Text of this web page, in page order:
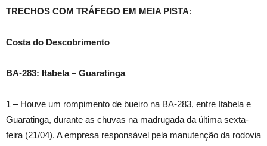
TRECHOS COM TRÁFEGO EM MEIA PISTA:
Costa do Descobrimento
BA-283: Itabela – Guaratinga
1 – Houve um rompimento de bueiro na BA-283, entre Itabela e
Guaratinga, durante as chuvas na madrugada da última sexta-
feira (21/04). A empresa responsável pela manutenção da rodovia